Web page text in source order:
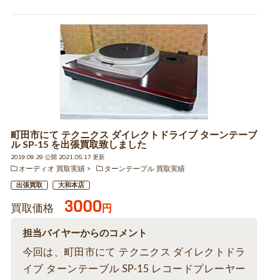
町田市にて テクニクス ダイレクトドライブ ターンテーブ
ル SP-15 を出張買取致しました
2019.09.29 公開 2021.05.17 更新
オーディオ 買取実績
ターンテーブル 買取実績
出張買取 大和本店
買取価格 3000円
担当バイヤーからのコメント
今回は、町田市にて テクニクス ダイレクトドラ
イブ ターンテーブル SP-15 レコードプレーヤー